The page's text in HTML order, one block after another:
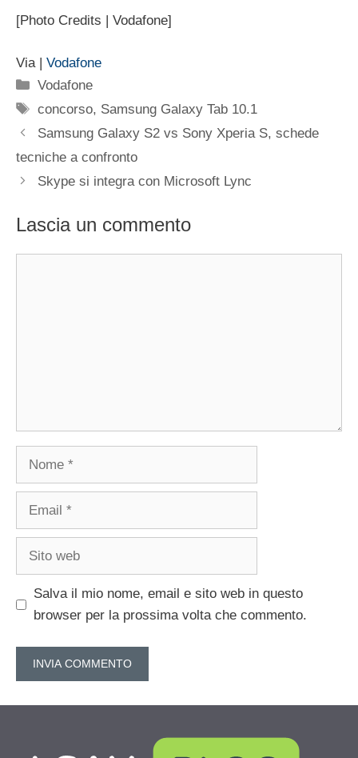
[Photo Credits | Vodafone]
Via | Vodafone
Categorie
Vodafone
Tag
concorso, Samsung Galaxy Tab 10.1
Samsung Galaxy S2 vs Sony Xperia S, schede
tecniche a confronto
Skype si integra con Microsoft Lync
Lascia un commento
Nome
Email
Sito
Salva il mio nome, email e sito web in questo
browser per la prossima volta che commento.